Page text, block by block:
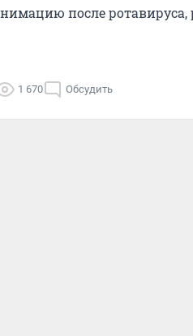
после
1 670 Обсудить